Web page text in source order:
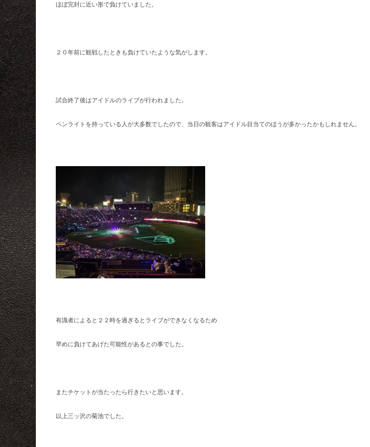
ほぼ完封に近い形で負けていました。
２０年前に観戦したときも負けていたような気がします。
試合終了後はアイドルのライブが行われました。
ペンライトを持っている人が大多数でしたので、当日の観客はアイドル目当てのほうが多かったかもしれません。
有識者によると２２時を過ぎるとライブができなくなるため
早めに負けてあげた可能性があるとの事でした。
またチケットが当たったら行きたいと思います。
以上三ッ沢の菊池でした。